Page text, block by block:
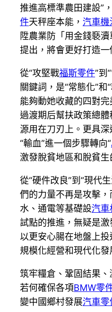
推進高標準農田建設”
件天秤座本能， 汽車機
陞農業防「用金錢褻
提出，將會更好打造
從“攻堅戰福斯零件”到
關鍵詞，是“常態化”和
能夠動她收藏的四對
過渡期后幫扶政策總體
源用在刀刃上。更具
“輸血”進一個步驟轉向“
激發脫貧地區和脫貧
從“硬件改良”到“現代
們的力量不再是攻擊
水、通電等基礎設汽車
試點的推進，無疑是
以更安心腸在地盤上
規模化經營和現代化發
筑牢糧倉、鞏固結果
若何確保各項BMW零
變中國鄉村發展汽車零